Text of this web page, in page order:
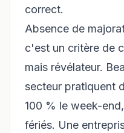
correct.
Absence de
c'est un critère de
mais révélateur.
secteur pratiquent
100 % le week-
fériés. Une